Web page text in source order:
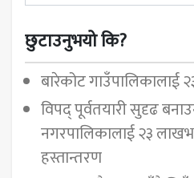
छुटाउनुभयो कि?
बारेकोट गाउँपालिकालाई
विपद् पूर्वतयारी सुदृढ
नगरपालिकालाई २३
हस्तान्तरण